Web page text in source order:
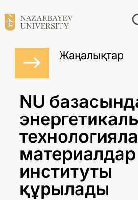
Жаңалықтар
NU
материалдар
институты
құрылады